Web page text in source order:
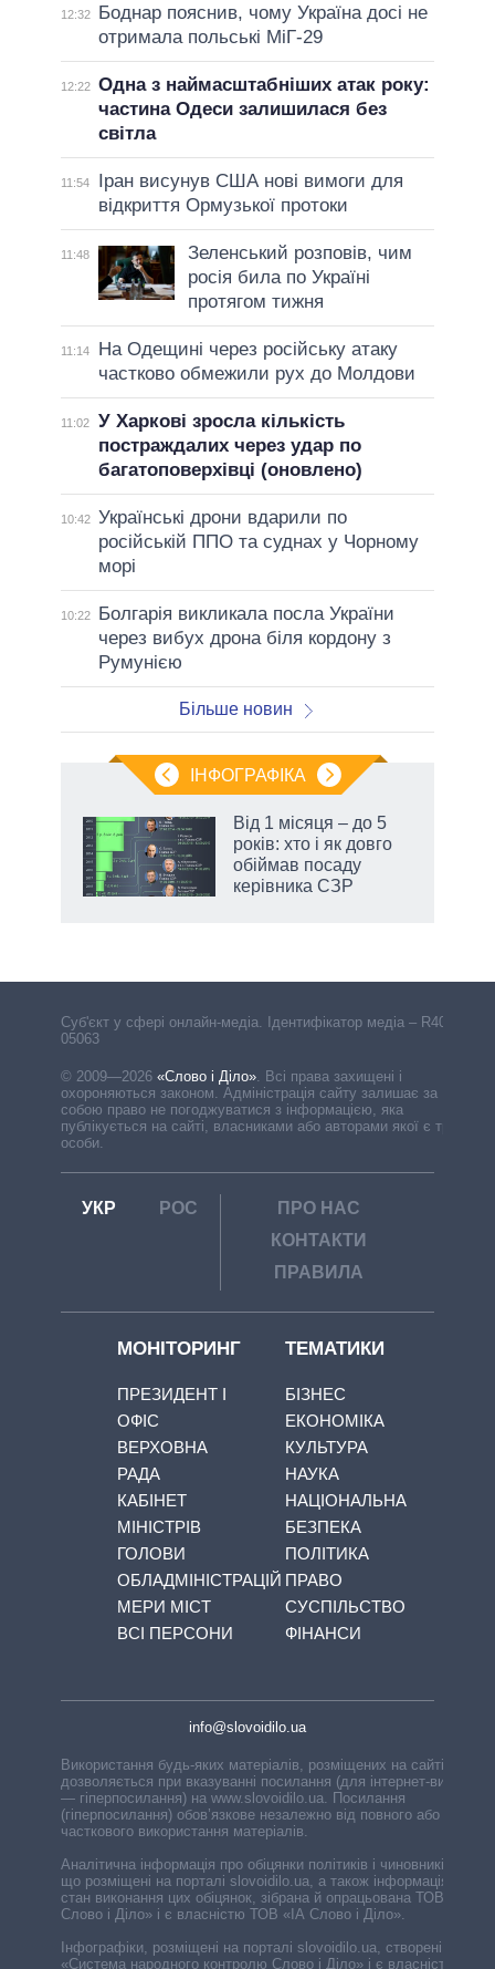
12:32
Боднар пояснив, чому Україна досі не
отримала польські МіГ-29
12:22 Одна з наймасштабніших атак року:
частина Одеси залишилася без
світла
11:54
Іран висунув США нові вимоги для
відкриття Ормузької протоки
11:48
Зеленський розповів, чим
росія била по Україні
протягом тижня
11:14
На Одещині через російську атаку
частково обмежили рух до Молдови
11:02
У Харкові зросла кількість
постраждалих через удар по
багатоповерхівці (оновлено)
10:42 Українські дрони вдарили по
російській ППО та суднах у Чорному
морі
10:22
Болгарія викликала посла України
через вибух дрона біля кордону з
Румунією
Більше новин
ІНФОГРАФІКА
Від 1 місяця – до 5
років: хто і як довго
обіймав посаду
керівника СЗР
Cуб'єкт у сфері онлайн-медіа. Ідентифікатор медіа – R40-
05063
© 2009—2026 «Слово і Діло» Всі права захищені і
охороняються законом. Адміністрація сайту залишає за
собою право не погоджуватися з інформацією, яка
публікується на сайті, власниками або авторами якої є треті
особи.
УКР РОС
ПРО НАС
КОНТАКТИ
ПРАВИЛА
МОНІТОРИНГ
ПРЕЗИДЕНТ І
ОФІС
ВЕРХОВНА
РАДА
КАБІНЕТ
МІНІСТРІВ
ГОЛОВИ
ОБЛАДМІНІСТРАЦІЙ
МЕРИ МІСТ
ВСІ ПЕРСОНИ
ТЕМАТИКИ
БІЗНЕС
ЕКОНОМІКА
КУЛЬТУРА
НАУКА
НАЦІОНАЛЬНА
БЕЗПЕКА
ПОЛІТИКА
ПРАВО
СУСПІЛЬСТВО
ФІНАНСИ
info@slovoidilo.ua
Використання будь-яких матеріалів, розміщених на сайті,
дозволяється при вказуванні посилання (для інтернет-видань
— гіперпосилання) на www.slovoidilo.ua. Посилання
(гіперпосилання) обов’язкове незалежно від повного або
часткового використання матеріалів.
Аналітична інформація про обіцянки політиків і чиновників,
що розміщені на порталі slovoidilo.ua, а також інформація про
стан виконання цих обіцянок, зібрана й опрацьована ТОВ «ІА
Слово і Діло» і є власністю ТОВ «ІА Слово і Діло».
Інфографіки, розміщені на порталі slovoidilo.ua, створені ГО
«Система народного контролю Слово і Діло» і є власністю